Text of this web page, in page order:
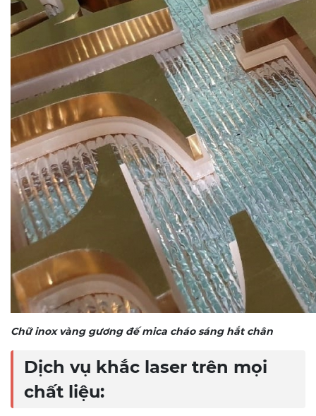
Chữ inox vàng gương đế mica cháo sáng hắt chân
Dịch vụ khắc laser trên mọi
chất liệu: